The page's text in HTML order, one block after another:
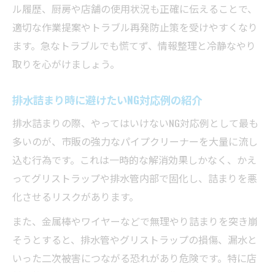
ル履歴、厨房や店舗の使用状況も正確に伝えることで、
適切な作業提案やトラブル再発防止策を受けやすくなり
ます。急なトラブルでも慌てず、情報整理と冷静なやり
取りを心がけましょう。
排水詰まり時に避けたいNG対応例の紹介
排水詰まりの際、やってはいけないNG対応例として最も
多いのが、市販の強力なパイプクリーナーを大量に流し
込む行為です。これは一時的な解消効果しかなく、かえ
ってグリストラップや排水管内部で固化し、詰まりを悪
化させるリスクがあります。
また、金属棒やワイヤーなどで無理やり詰まりを突き崩
そうとすると、排水管やグリストラップの損傷、漏水と
いった二次被害につながる恐れがあり危険です。特に店